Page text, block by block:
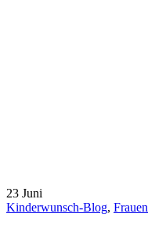
23 Juni
Kinderwunsch-Blog, Frauen